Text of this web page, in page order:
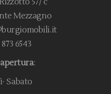
Mezzagno
6543
:
Sabato